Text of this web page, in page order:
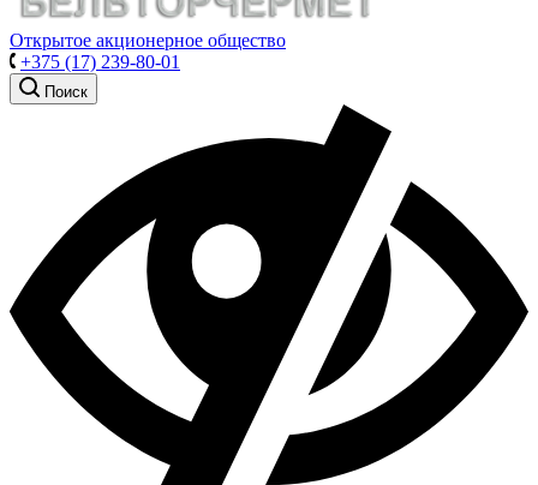
Открытое акционерное общество
+375 (17) 239-80-01
Поиск